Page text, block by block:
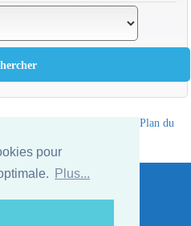
pour
Plus...
Plan du
- 2026